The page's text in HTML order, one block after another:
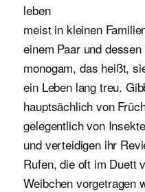
leben
meist in kleinen
einem Paar und
monogam, das heißt,
ein Leben lang treu.
hauptsächlich von
gelegentlich von
und verteidigen ihr
Rufen, die oft im Duett
Weibchen vorgetragen